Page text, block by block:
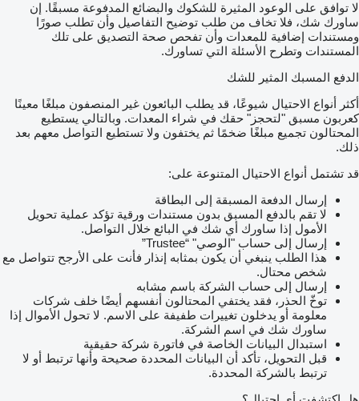
لا توافق على الوعود المثيرة للشكوك والبضائع المدفوعة مسبقًا. إن
ساورك شك، فلا تخاف من طلب توضيح التفاصيل وأن تطلب صورًا
ومستندات إضافية للمعدات وأن تفحص صحة التصديق على تلك
المستندات وتطرح الأسئلة التي تساورك.
الدفع المسبك المثير للشك
أكثر أنواع الاحتيال شيوعًا، قد يطلب البائعون غير المنصفون مبلغًا معينًا
كعربون مسبق "لتحجز" حقك في شراء المعدات. وبالتالي يستطيع
المحتالون تجميع مبلغًا ضخمًا ثم يختفون ولا تستطيع التواصل معهم بعد
ذلك.
قد تشتمل أنواع الاحتيال المتنوعة على:
إرسال الدفعة المسبقة إلى البطاقة
لا تقم بالدفع المسبق بدون مستندات ورقية تؤكد عملية تحويل
الأمول إذا ساورك أي شك في البائع خلال التواصل.
إرسال إلى حساب "الوصي" “Trustee”
هذا الطلب ينبغي أن يكون بمثابه إنذار فأنت على الأرجح تتواصل مع
شخص محتال.
إرسال إلى حساب الشركة باسم مشابه
توخّ الحذر، فقد يختفي المحتالون أنفسهم أيضًا خلف شركات
معلومة أو يدخلون تغييرات طفيفة على الاسم. لا تحول الأموال إذا
ساورك شك في اسم الشركة.
استبدال البيانات الخاصة في فاتورة شركة حقيقية
قبل التحويل، تأكد أن البيانات المحددة صحيحة وأنها ترتبط أو لا
ترتبط بالشركة المحددة.